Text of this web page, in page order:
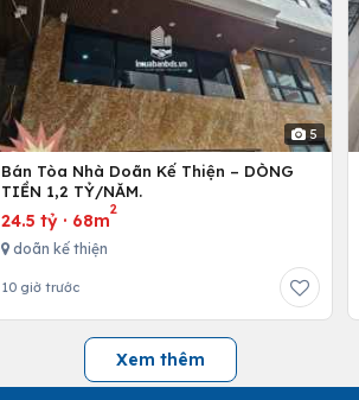
5
Bán Tòa Nhà Doãn Kế Thiện – DÒNG
TIỀN 1,2 TỶ/NĂM.
24.5 tỷ · 68m
2
doãn kế thiện
10 giờ trước
Xem thêm